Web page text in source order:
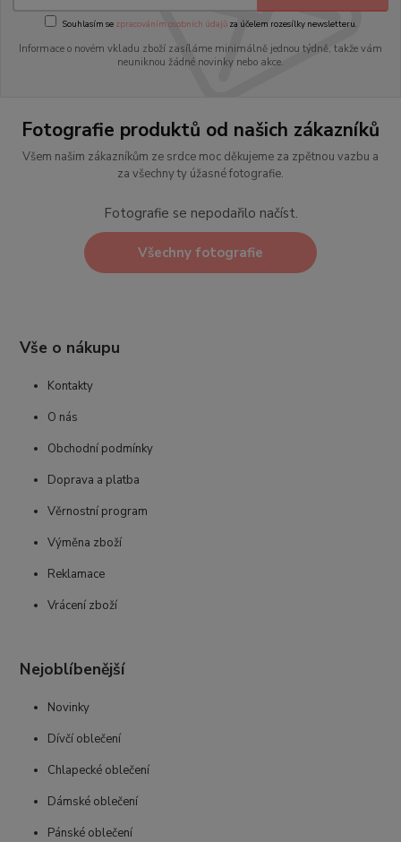
Souhlasím se zpracováním osobních údajůza účelem rozesílky newsletteru.
Informace o novém vkladu zboží zasíláme minimálně jednou týdně, takže vám
neuniknou žádné novinky nebo akce.
Fotografie produktů od našich zákazníků
Všem našim zákazníkům ze srdce moc děkujeme za zpětnou vazbu a
za všechny ty úžasné fotografie.
Fotografie se nepodařilo načíst.
Všechny fotografie
Vše o nákupu
Kontakty
O nás
Obchodní podmínky
Doprava a platba
Věrnostní program
Výměna zboží
Reklamace
Vrácení zboží
Nejoblíbenější
Novinky
Dívčí oblečení
Chlapecké oblečení
Dámské oblečení
Pánské oblečení